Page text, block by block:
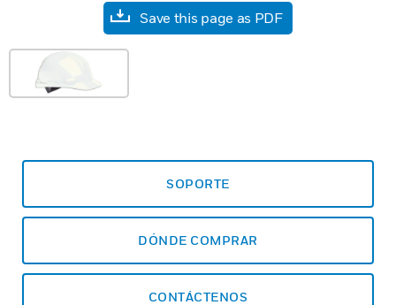
Save this page as PDF
SOPORTE
DÓNDE COMPRAR
CONTÁCTENOS